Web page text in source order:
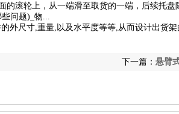
的滚轮上，从一端滑至取货的一端，后续托盘
问题)_物...
外尺寸,重量,以及水平度等等,从而设计出货
下一篇： 悬臂